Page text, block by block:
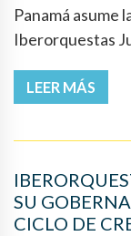
Panamá asume
Iberorquestas
LEER MÁS
SU
CICLO DE